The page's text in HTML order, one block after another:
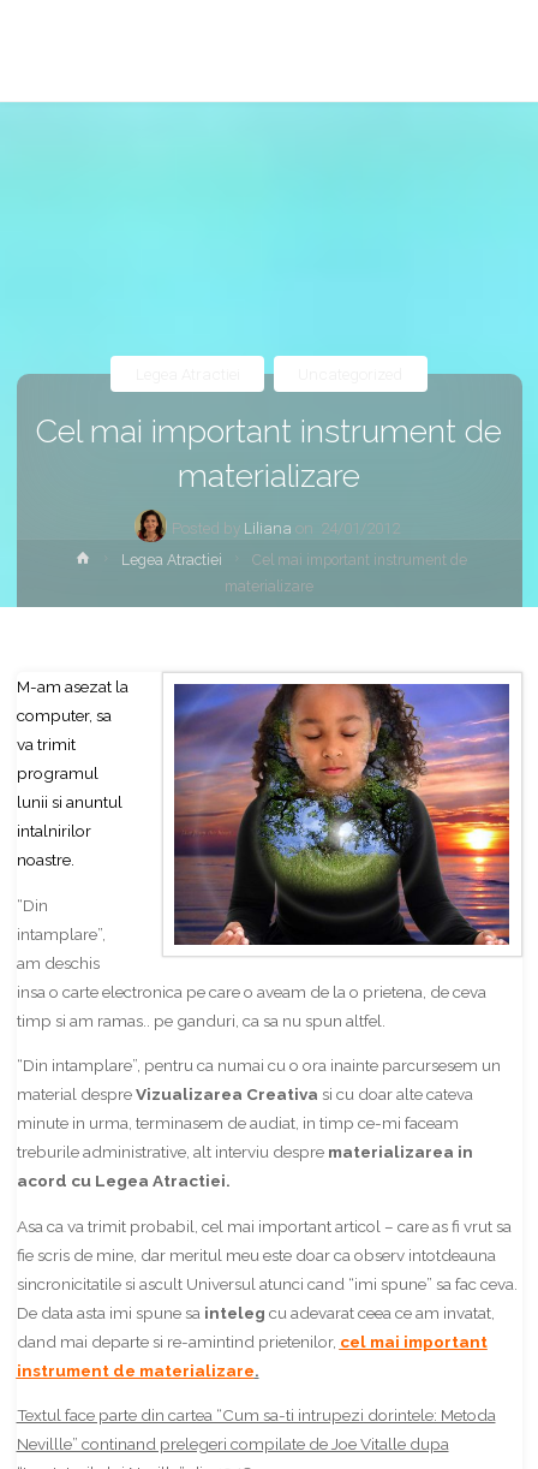
Cel mai important instrument de
materializare
Posted by Liliana on 24/01/2012
HomeLegea Atractiei
Cel mai important instrument de
materializare
M-am asezat la
computer, sa
va trimit
programul
lunii si anuntul
intalnirilor
noastre.
“Din
intamplare”,
am deschis
insa o carte electronica pe care o aveam de la o prietena, de ceva
timp si am ramas.. pe ganduri, ca sa nu spun altfel.
“Din intamplare”, pentru ca numai cu o ora inainte parcursesem un
material despreVizualizarea Creativa si cu doar alte cateva
minute in urma, terminasem de audiat, in timp ce-mi faceam
treburile administrative, alt interviu despre materializarea in
acord cu Legea Atractiei.
Asa ca va trimit probabil, cel mai important articol – care as fi vrut sa
fie scris de mine, dar meritul meu este doar ca observ intotdeauna
sincronicitatile si ascult Universul atunci cand “imi spune” sa fac ceva.
De data asta imi spune sa inteleg cu adevarat ceea ce am invatat,
dand mai departe si re-amintind prietenilor, cel mai important
instrument de materializare.
Textul face parte din cartea “Cum sa-ti intrupezi dorintele: Metoda
Nevillle” continand prelegeri compilate de Joe Vitalle dupa